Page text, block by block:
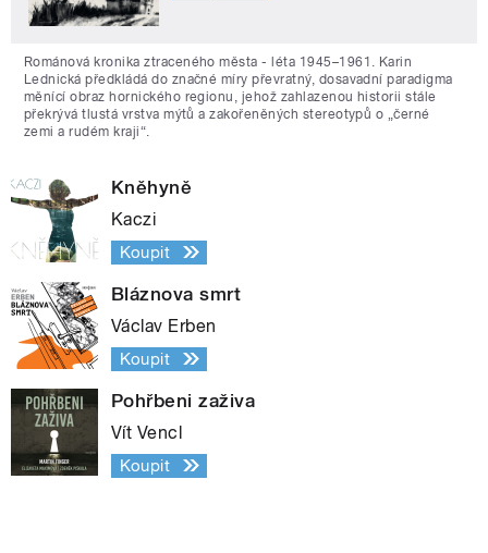
Románová kronika ztraceného města - léta 1945–1961. Karin
Lednická předkládá do značné míry převratný, dosavadní paradigma
měnící obraz hornického regionu, jehož zahlazenou historii stále
překrývá tlustá vrstva mýtů a zakořeněných stereotypů o „černé
zemi a rudém kraji“.
Kněhyně
Kaczi
Koupit
Bláznova smrt
Václav Erben
Koupit
Pohřbeni zaživa
Vít Vencl
Koupit